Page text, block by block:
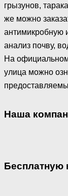
грызунов,
же можно
антимикробную
анализ почву,
На
улица можно
Наша
Бесплатную